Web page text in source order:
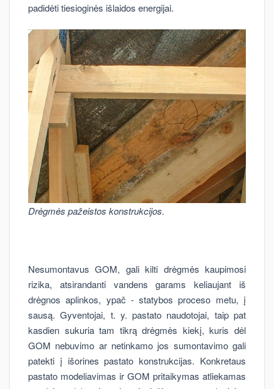
padidėti tiesioginės išlaidos energijai.
Drėgmės pažeistos konstrukcijos.
Nesumontavus GOM, gali kilti drėgmės kaupimosi
rizika, atsirandanti vandens garams keliaujant iš
drėgnos aplinkos, ypač - statybos proceso metu, į
sausą. Gyventojai, t. y. pastato naudotojai, taip pat
kasdien sukuria tam tikrą drėgmės kiekį, kuris dėl
GOM nebuvimo ar netinkamo jos sumontavimo gali
patekti į išorines pastato konstrukcijas. Konkretaus
pastato modeliavimas ir GOM pritaikymas atliekamas